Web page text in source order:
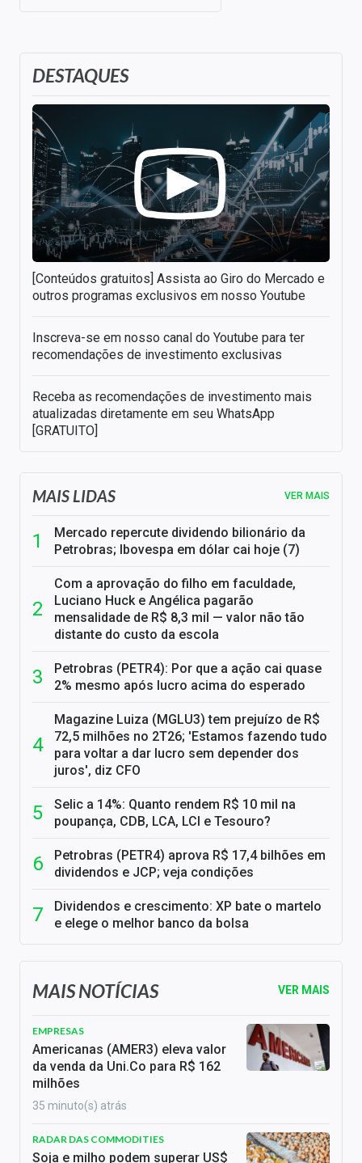
DESTAQUES
[Conteúdos gratuitos] Assista ao Giro do Mercado e
outros programas exclusivos em nosso Youtube
Inscreva-se em nosso canal do Youtube para ter
recomendações de investimento exclusivas
Receba as recomendações de investimento mais
atualizadas diretamente em seu WhatsApp
[GRATUITO]
MAIS LIDAS VER MAIS
Mercado repercute dividendo bilionário da
Petrobras; Ibovespa em dólar cai hoje (7)
Com a aprovação do filho em faculdade,
Luciano Huck e Angélica pagarão
mensalidade de R$ 8,3 mil — valor não tão
distante do custo da escola
Petrobras (PETR4): Por que a ação cai quase
2% mesmo após lucro acima do esperado
Magazine Luiza (MGLU3) tem prejuízo de R$
72,5 milhões no 2T26; 'Estamos fazendo tudo
para voltar a dar lucro sem depender dos
juros', diz CFO
Selic a 14%: Quanto rendem R$ 10 mil na
poupança, CDB, LCA, LCI e Tesouro?
Petrobras (PETR4) aprova R$ 17,4 bilhões em
dividendos e JCP; veja condições
Dividendos e crescimento: XP bate o martelo
e elege o melhor banco da bolsa
MAIS NOTÍCIAS VER MAIS
EMPRESAS
Americanas (AMER3) eleva valor
da venda da Uni.Co para R$ 162
milhões
35 minuto(s) atrás
RADAR DAS COMMODITIES
Soja e milho podem superar US$